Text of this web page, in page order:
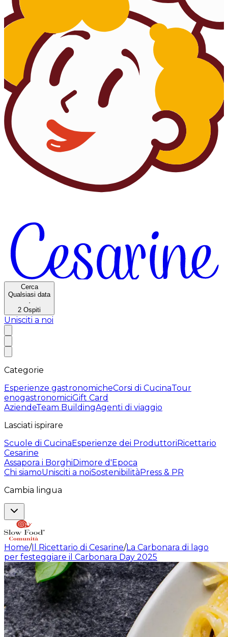
Cerca
Qualsiasi data
·
2 Ospiti
Unisciti a noi
Categorie
Esperienze gastronomicheCorsi di CucinaTour
enogastronomiciGift Card
AziendeTeam BuildingAgenti di viaggio
Lasciati ispirare
Scuole di CucinaEsperienze dei ProduttoriRicettario
Cesarine
Assapora i BorghiDimore d'Epoca
Chi siamoUnisciti a noiSostenibilitàPress & PR
Cambia lingua
Home/Il Ricettario di Cesarine/La Carbonara di lago
per festeggiare il Carbonara Day 2025